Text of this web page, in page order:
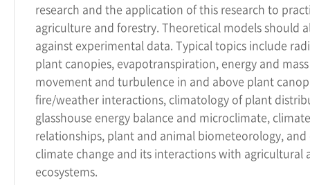
research and the application of this research to
agriculture and forestry. Theoretical models should
against experimental data. Typical topics include
plant canopies, evapotranspiration, energy and
movement and turbulence in and above plant
fire/weather interactions, climatology of plant
glasshouse energy balance and microclimate,
relationships, plant and animal biometeorology,
climate change and its interactions with agricultural
ecosystems.